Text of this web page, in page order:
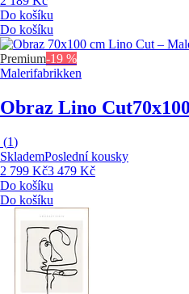
Do košíku
Do košíku
Premium-19 %
Malerifabrikken
Obraz Lino Cut
(1)
SklademPoslední kousky
2 799 Kč3 479 Kč
Do košíku
Do košíku